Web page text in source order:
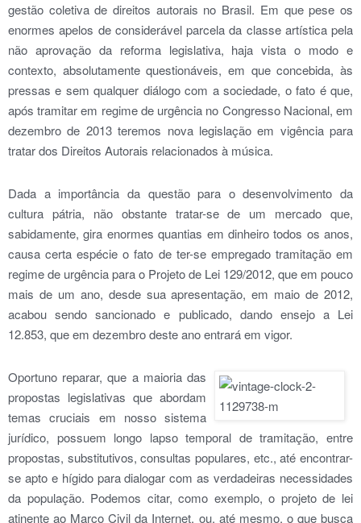
gestão coletiva de direitos autorais no Brasil. Em que pese os
enormes apelos de considerável parcela da classe artística pela
não aprovação da reforma legislativa, haja vista o modo e
contexto, absolutamente questionáveis, em que concebida, às
pressas e sem qualquer diálogo com a sociedade, o fato é que,
após tramitar em regime de urgência no Congresso Nacional, em
dezembro de 2013 teremos nova legislação em vigência para
tratar dos Direitos Autorais relacionados à música.
Dada a importância da questão para o desenvolvimento da
cultura pátria, não obstante tratar-se de um mercado que,
sabidamente, gira enormes quantias em dinheiro todos os anos,
causa certa espécie o fato de ter-se empregado tramitação em
regime de urgência para o Projeto de Lei 129/2012, que em pouco
mais de um ano, desde sua apresentação, em maio de 2012,
acabou sendo sancionado e publicado, dando ensejo a Lei
12.853, que em dezembro deste ano entrará em vigor.
Oportuno reparar, que a maioria das
propostas legislativas que abordam
temas cruciais em nosso sistema
jurídico, possuem longo lapso temporal de tramitação, entre
propostas, substitutivos, consultas populares, etc., até encontrar-
se apto e hígido para dialogar com as verdadeiras necessidades
da população. Podemos citar, como exemplo, o projeto de lei
atinente ao Marco Civil da Internet, ou, até mesmo, o que busca